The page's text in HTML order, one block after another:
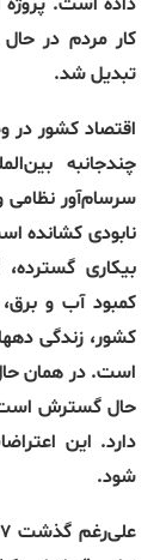
کار مردم در
تبدیل شد.
اقتصاد کشور در
چندجانبه
سرسام‌آور نظامی
نابودی کشانده
بیکاری
کمبود آب و
کشور، زندگی
است. در همان
حال گسترش
دارد. این
شود.